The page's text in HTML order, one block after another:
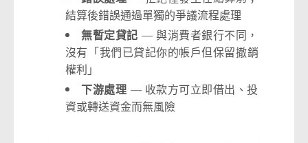
結算後錯誤通過單獨的爭議流程處理
無暫定貸記 — 與消費者銀行不同，
沒有「我們已貸記你的帳戶但保留撤銷
權利」
下游處理 — 收款方可立即借出、投
資或轉送資金而無風險